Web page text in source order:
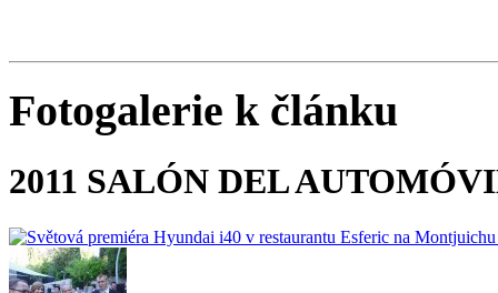
Fotogalerie k článku
2011 SALÓN DEL